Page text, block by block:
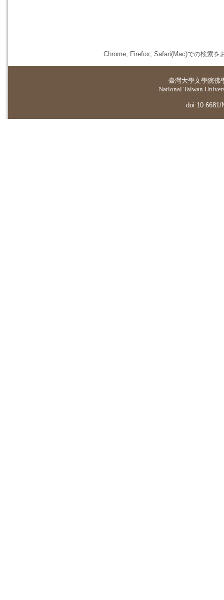
Chrome, Firefox, Safari(Mac)での検索を
臺灣大學文學院佛
National Taiwan
doi:10.6681/